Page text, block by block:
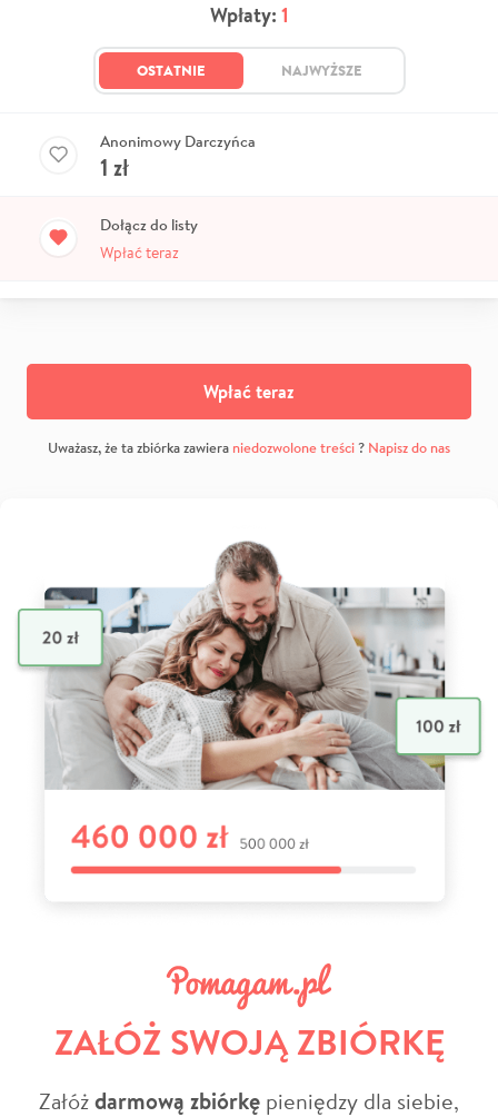
Wpłaty: 1
OSTATNIE NAJWYŻSZE
Anonimowy Darczyńca
1 zł
Dołącz do listy
Wpłać teraz
Wpłać teraz
Uważasz, że ta zbiórka zawiera niedozwolone treści? Napisz do nas
ZAŁÓŻ SWOJĄ ZBIÓRKĘ
Załóżdarmową zbiórkę pieniędzy dla siebie,